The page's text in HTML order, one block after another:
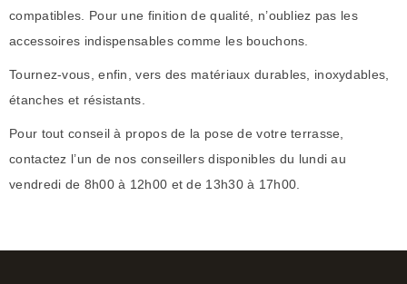
compatibles. Pour une finition de qualité, n’oubliez pas les
accessoires indispensables comme les bouchons.
Tournez-vous, enfin, vers des matériaux durables, inoxydables,
étanches et résistants.
Pour tout conseil à propos de la pose de votre terrasse,
contactez l’un de nos conseillers disponibles du lundi au
vendredi de 8h00 à 12h00 et de 13h30 à 17h00.